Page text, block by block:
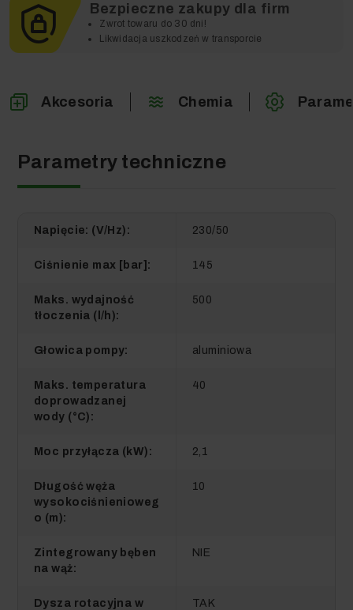
Bezpieczne zakupy dla firm
Zwrot towaru do 30 dni!
Likwidacja uszkodzeń w transporcie
Akcesoria Chemia
Parametry techniczne
Napięcie: (V/Hz): 230/50
Ciśnienie max [bar]: 145
Maks. wydajność
tłoczenia (l/h):
500
Głowica pompy: aluminiowa
Maks. temperatura
doprowadzanej
wody (°C):
40
Moc przyłącza (kW): 2,1
Długość węża
wysokociśnienioweg
o (m):
10
Zintegrowany bęben
na wąż:
NIE
Dysza rotacyjna w
TAK